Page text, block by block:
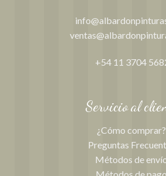
+54 11 3704
Servicio al
¿Cómo comprar?
Preguntas
Métodos de
Métodos de pago